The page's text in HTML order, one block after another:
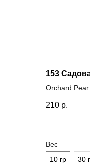
153
Orchard
210 р.
Вес
10 гр
30